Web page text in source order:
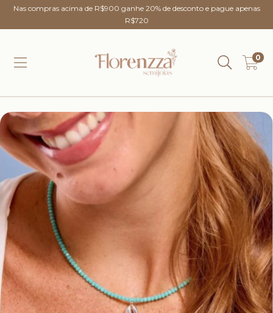
Nas compras acima de R$900 ganhe 20% de desconto e pague apenas
R$720
0